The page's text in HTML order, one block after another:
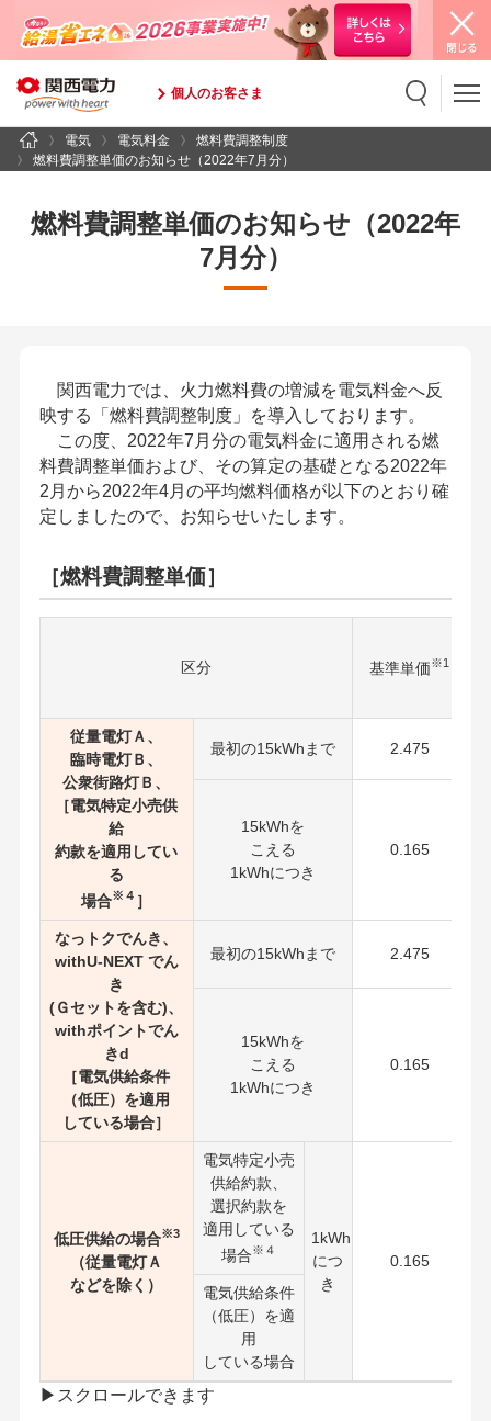
個人のお客さま
検索キーワード入力
電気 電気料金
燃料費調整制度
燃料費調整単価のお知らせ（2022年7月分）
燃料費調整単価のお知らせ（2022年
7月分）
関西電力では、火力燃料費の増減を電気料金へ反
映する「燃料費調整制度」を導入しております。
この度、2022年7月分の電気料金に適用される燃
料費調整単価および、その算定の基礎となる2022年
2月から2022年4月の平均燃料価格が以下のとおり確
定しましたので、お知らせいたします。
［燃料費調整単価］
区分 基準単価※1
従量電灯Ａ、
臨時電灯Ｂ、
公衆街路灯Ｂ、
［電気特定小売供
給
約款を適用してい
る
場合※４ ］
最初の15kWhまで 2.475
15kWhを
こえる
1kWhにつき
0.165
なっトクでんき、
withU-NEXT でん
き
(Ｇセットを含む)、
withポイントでん
きd
［電気供給条件
（低圧）を適用
している場合］
最初の15kWhまで 2.475
15kWhを
こえる
1kWhにつき
0.165
低圧供給の場合※3
（従量電灯Ａ
などを除く）
電気特定小売
供給約款、
選択約款を
適用している
場合※４
1kWh
につ
き
0.165
電気供給条件
（低圧）を適
用
している場合